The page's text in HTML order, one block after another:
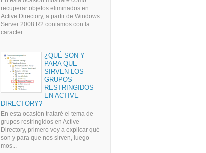
recuperar objetos eliminados en
Active Directory, a partir de Windows
Server 2008 R2 contamos con la
caracter...
¿QUÉ SON Y
PARA QUE
SIRVEN LOS
GRUPOS
RESTRINGIDOS
EN ACTIVE
DIRECTORY?
En esta ocasión trataré el tema de
grupos restringidos en Active
Directory, primero voy a explicar qué
son y para que nos sirven, luego
mos...